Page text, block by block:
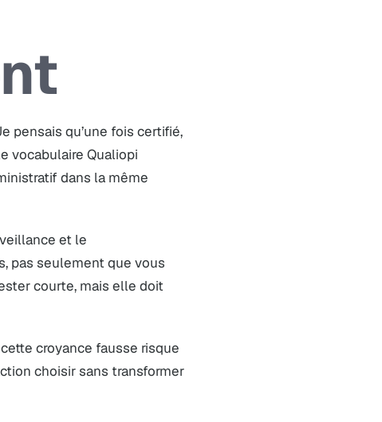
pensais qu’une fois certifié,
vocabulaire Qualiopi
dans la même
et le
pas seulement que vous
courte, mais elle doit
croyance fausse risque
choisir sans transformer